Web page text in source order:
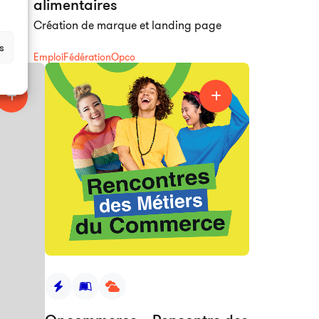
alimentaires
Création de marque et landing page
EmploiFédérationOpco